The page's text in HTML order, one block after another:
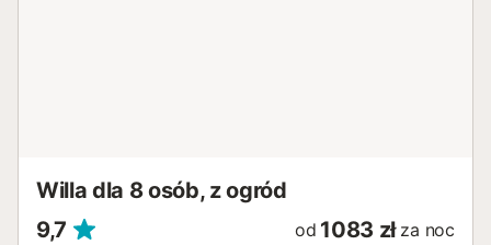
Willa dla 8 osób, z ogród
9,7
od 1083 zł za noc